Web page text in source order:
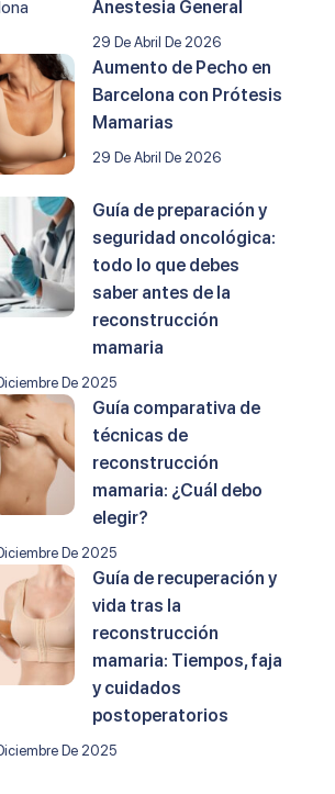
Anestesia General
29 De Abril De 2026
Aumento de Pecho en
Barcelona con Prótesis
Mamarias
29 De Abril De 2026
Guía de preparación y
seguridad oncológica:
todo lo que debes
saber antes de la
reconstrucción
mamaria
De 2025
Guía comparativa de
técnicas de
reconstrucción
mamaria: ¿Cuál debo
elegir?
De 2025
Guía de recuperación y
vida tras la
reconstrucción
mamaria: Tiempos, faja
y cuidados
postoperatorios
De 2025